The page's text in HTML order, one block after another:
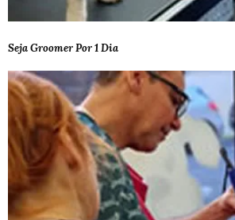
Seja Groomer Por 1 Dia